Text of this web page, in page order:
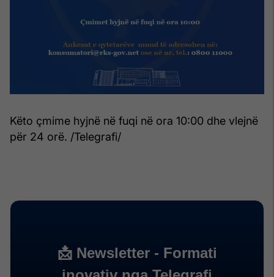
Këto çmime hyjnë në fuqi në ora 10:00 dhe vlejnë
për 24 orë. /Telegrafi/